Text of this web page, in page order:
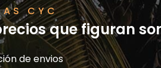
CYC
que figuran
de envios